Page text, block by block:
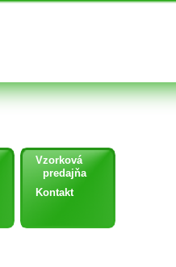
Vzorková
predajňa
Kontakt